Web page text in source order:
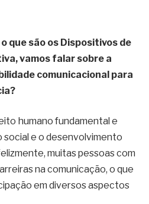
que são os Dispositivos de
vamos falar sobre a
comunicacional para
humano fundamental e
social e o desenvolvimento
muitas pessoas com
na comunicação, o que
em diversos aspectos